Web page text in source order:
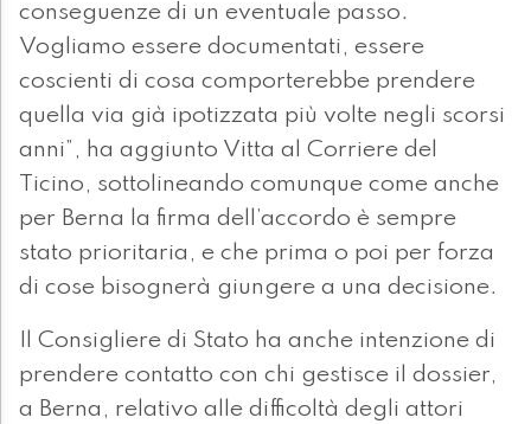
conseguenze di un eventuale passo.
Vogliamo essere documentati, essere
coscienti di cosa comporterebbe prendere
quella via già ipotizzata più volte negli scorsi
anni”, ha aggiunto Vitta al Corriere del
Ticino, sottolineando comunque come anche
per Berna la firma dell’accordo è sempre
stato prioritaria, e che prima o poi per forza
di cose bisognerà giungere a una decisione.
Il Consigliere di Stato ha anche intenzione di
prendere contatto con chi gestisce il dossier,
a Berna, relativo alle difficoltà degli attori